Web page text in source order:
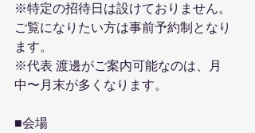
※特定の招待日は設けておりません。
ご覧になりたい方は事前予約制となり
ます。
※代表 渡邊がご案内可能なのは、月
中〜月末が多くなります。
■会場